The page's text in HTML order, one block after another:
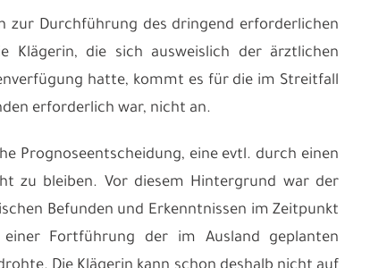
zur Durchführung des dringend erforderlichen
die sich ausweislich der ärztlichen
hatte, kommt es für die im Streitfall
erforderlich war, nicht an.
Prognoseentscheidung, eine evtl. durch einen
zu bleiben. Vor diesem Hintergrund war der
Befunden und Erkenntnissen im Zeitpunkt
Fortführung der im Ausland geplanten